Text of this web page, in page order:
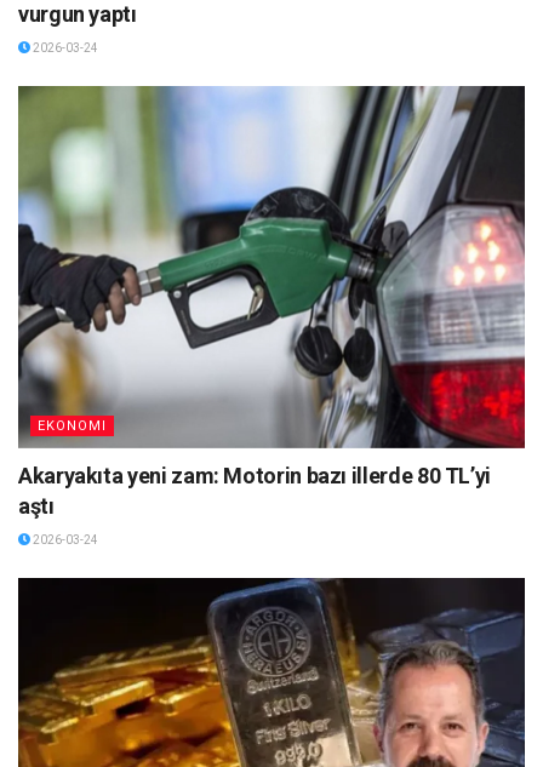
vurgun yaptı
2026-03-24
EKONOMI
Akaryakıta yeni zam: Motorin bazı illerde 80 TL’yi
aştı
2026-03-24